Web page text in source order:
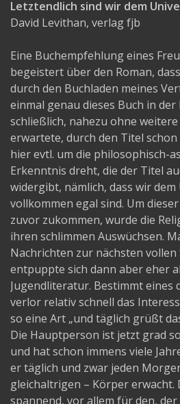
Letztendlich sind wir dem
David Levithan, verlag fjb
Eine Buchempfehlung eines
begeistert über den Roman,
durch den Buchladen meines
einmal genau dieses Buch in
schließlich, nahezu ohne
erwartete, durch den Titel schon
hier evtl. um die philosophisch-
Erkenntnis dreht, die der Titel
widergibt, nämlich, dass wir
vollkommen egal sind. Um
zuvor zukommen, wurde die
ihren schlimmen Auswüchsen.
Nachrichten zur nächsten vollen
entpuppte sich dann aber eher
Jugendliteratur. Bestimmt eines
verlor relativ schnell das
so eine Art „und täglich grüßt
Die Hauptperson ist jetzt grad
und hat schon immens viele
er täglich und zwar jeden
gleichaltrigen – Körper erwacht.
spannend, vor allem für den,